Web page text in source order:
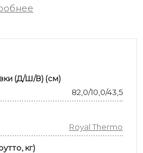
(Д/Ш/В) (см)
82,0/10,0/43,5
Royal Thermo
кг)